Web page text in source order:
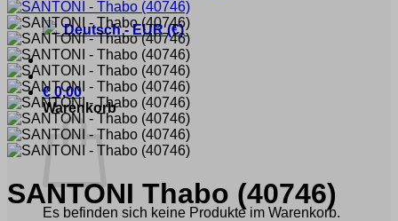
Deutsch-EUR (€)
€ 0,00
Warenkorb
Es befinden sich keine Produkte im Warenkorb.
SANTONI Thabo (40746)